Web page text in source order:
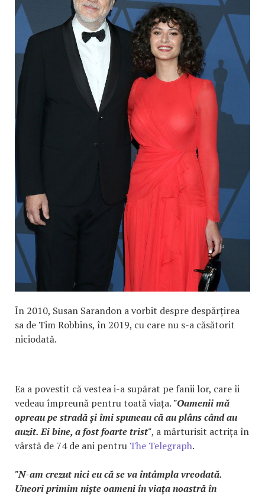
În 2010, Susan Sarandon a vorbit despre despărțirea
sa de Tim Robbins, în 2019, cu care nu s-a căsătorit
niciodată.
Ea a povestit că vestea i-a supărat pe fanii lor, care îi
vedeau împreună pentru toată viața. "Oamenii mă
opreau pe stradă și îmi spuneau că au plâns când au
auzit. Ei bine, a fost foarte trist", a mărturisit actrița în
vârstă de 74 de ani pentru The Telegraph.
"N-am crezut nici eu că se va întâmpla vreodată.
Uneori primim niște oameni în viața noastră în